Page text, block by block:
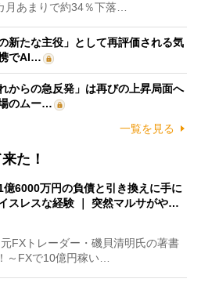
月あまりで約34％下落…
新たな主役」として再評価される気
でAI…
からの急反発」は再びの上昇局面へ
のムー…
一覧を見る
た！
億6000万円の負債と引き換えに手に
スレスな経験 ｜ 突然マルサがや…
FXトレーダー・磯貝清明氏の著書
～FXで10億円稼い…